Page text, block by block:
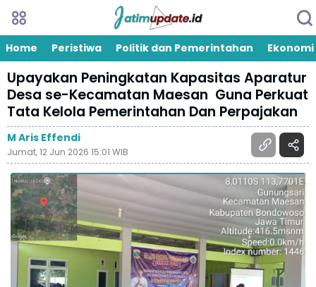
Home Peristiwa Politik dan Pemerintahan Ekonomi
Upayakan Peningkatan Kapasitas Aparatur
Desa se-Kecamatan Maesan Guna Perkuat
Tata Kelola Pemerintahan Dan Perpajakan
M Aris Effendi
Jumat, 12 Jun 2026 15:01 WIB